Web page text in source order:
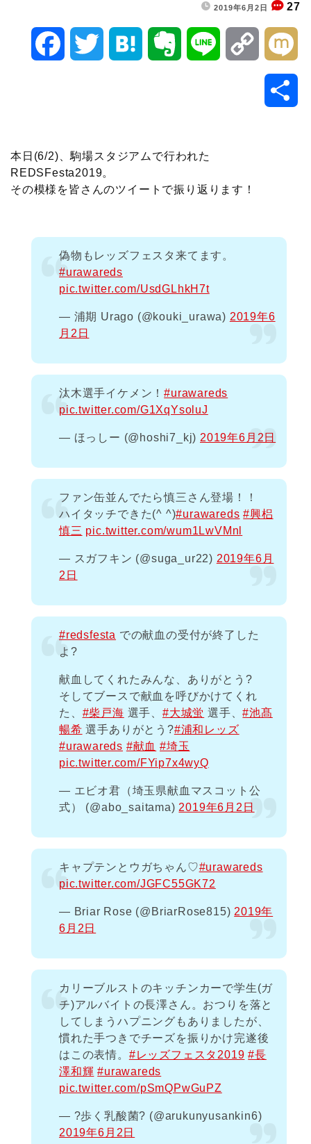
2019年6月2日 27
b
k
t
o
本日(6/2)、駒場スタジアムで行われた
REDSFesta2019。
その模様を皆さんのツイートで振り返ります！
偽物もレッズフェスタ来てます。
#urawareds
pic.twitter.com/UsdGLhkH7t
— 浦期 Urago (@kouki_urawa) 2019年6
月2日
汰木選手イケメン！#urawareds
pic.twitter.com/G1XqYsoluJ
— ほっしー (@hoshi7_kj) 2019年6月2日
ファン缶並んでたら慎三さん登場！！
ハイタッチできた(^ ^)#urawareds #興梠
慎三 pic.twitter.com/wum1LwVMnl
— スガフキン (@suga_ur22) 2019年6月
2日
#redsfesta での献血の受付が終了した
よ?
献血してくれたみんな、ありがとう?
そしてブースで献血を呼びかけてくれ
た、 #柴戸海 選手、#大城蛍 選手、#池髙
暢希 選手ありがとう?#浦和レッズ
#urawareds #献血 #埼玉
pic.twitter.com/FYip7x4wyQ
— エビオ君（埼玉県献血マスコット公
式） (@abo_saitama) 2019年6月2日
キャプテンとウガちゃん♡#urawareds
pic.twitter.com/JGFC55GK72
— Briar Rose (@BriarRose815) 2019年
6月2日
カリーブルストのキッチンカーで学生(ガ
チ)アルバイトの長澤さん。おつりを落と
してしまうハプニングもありましたが、
慣れた手つきでチーズを振りかけ完遂後
はこの表情。 #レッズフェスタ2019 #長
澤和輝 #urawareds
pic.twitter.com/pSmQPwGuPZ
— ?歩く乳酸菌? (@arukunyusankin6)
2019年6月2日